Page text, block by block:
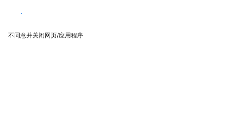
同意
不同意并关闭网页/应用程序